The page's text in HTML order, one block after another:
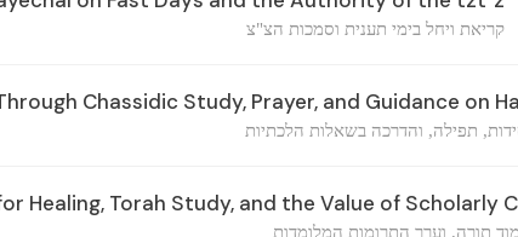
קריאת ויחל בימי תענית וסמכות הצ"צ
Chassidic Study, Prayer, and Guidance on
תפילה, והדרכה בשאלות הלכתיות
Healing, Torah Study, and the Value of Scholarly
תורה, וערך התרומות המלומדות